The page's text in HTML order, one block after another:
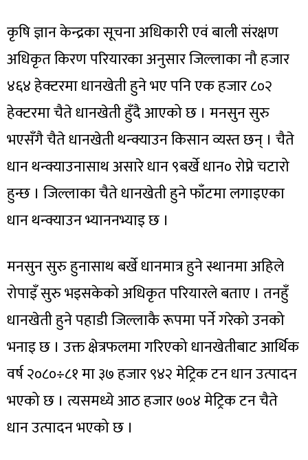
कृषि ज्ञान केन्द्रका सूचना अधिकारी एवं बाली संरक्षण
अधिकृत किरण परियारका अनुसार जिल्लाका नौ हजार
४६४ हेक्टरमा धानखेती हुने भए पनि एक हजार ८०२
हेक्टरमा चैते धानखेती हुँदै आएको छ । मनसुन सुरु
भएसँगै चैते धानखेती थन्क्याउन किसान व्यस्त छन् । चैते
धान थन्क्याउनासाथ असारे धान ९बर्खे धान० रोप्ने चटारो
हुन्छ । जिल्लाका चैते धानखेती हुने फाँटमा लगाइएका
धान थन्क्याउन भ्याननभ्याइ छ ।
मनसुन सुरु हुनासाथ बर्खे धानमात्र हुने स्थानमा अहिले
रोपाइँ सुरु भइसकेको अधिकृत परियारले बताए । तनहुँ
धानखेती हुने पहाडी जिल्लाकै रूपमा पर्ने गरेको उनको
भनाइ छ । उक्त क्षेत्रफलमा गरिएको धानखेतीबाट आर्थिक
वर्ष २०८०÷८१ मा ३७ हजार ९४२ मेट्रिक टन धान उत्पादन
भएको छ । त्यसमध्ये आठ हजार ७०४ मेट्रिक टन चैते
धान उत्पादन भएको छ ।